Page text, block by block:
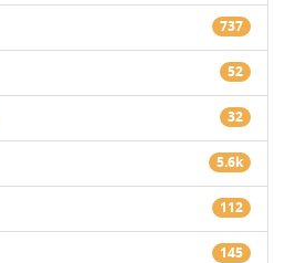
737
52
32
5.6k
112
145